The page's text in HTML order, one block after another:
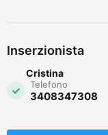
Inserzionista
Cristina
Telefono
3408347308